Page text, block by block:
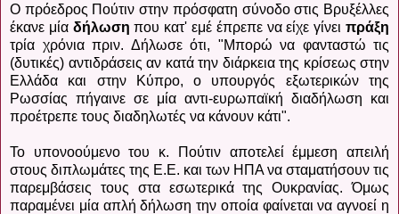
Ο πρόεδρος Πούτιν στην πρόσφατη σύνοδο στις Βρυξέλλες
έκανε μία δήλωση που κατ' εμέ έπρεπε να είχε γίνειπράξη
τρία χρόνια πριν. Δήλωσε ότι, "Μπορώ να φανταστώ τις
(δυτικές) αντιδράσεις αν κατά την διάρκεια της κρίσεως στην
Ελλάδα και στην Κύπρο, ο υπουργός εξωτερικών της
Ρωσσίας πήγαινε σε μία αντι-ευρωπαϊκή διαδήλωση και
προέτρεπε τους διαδηλωτές να κάνουν κάτι".
Το υπονοούμενο του κ. Πούτιν αποτελεί έμμεση απειλή
στους διπλωμάτες της Ε.Ε. και των ΗΠΑ να σταματήσουν τις
παρεμβάσεις τους στα εσωτερικά της Ουκρανίας. Όμως
παραμένει μία απλή δήλωση την οποία φαίνεται να αγνοεί η